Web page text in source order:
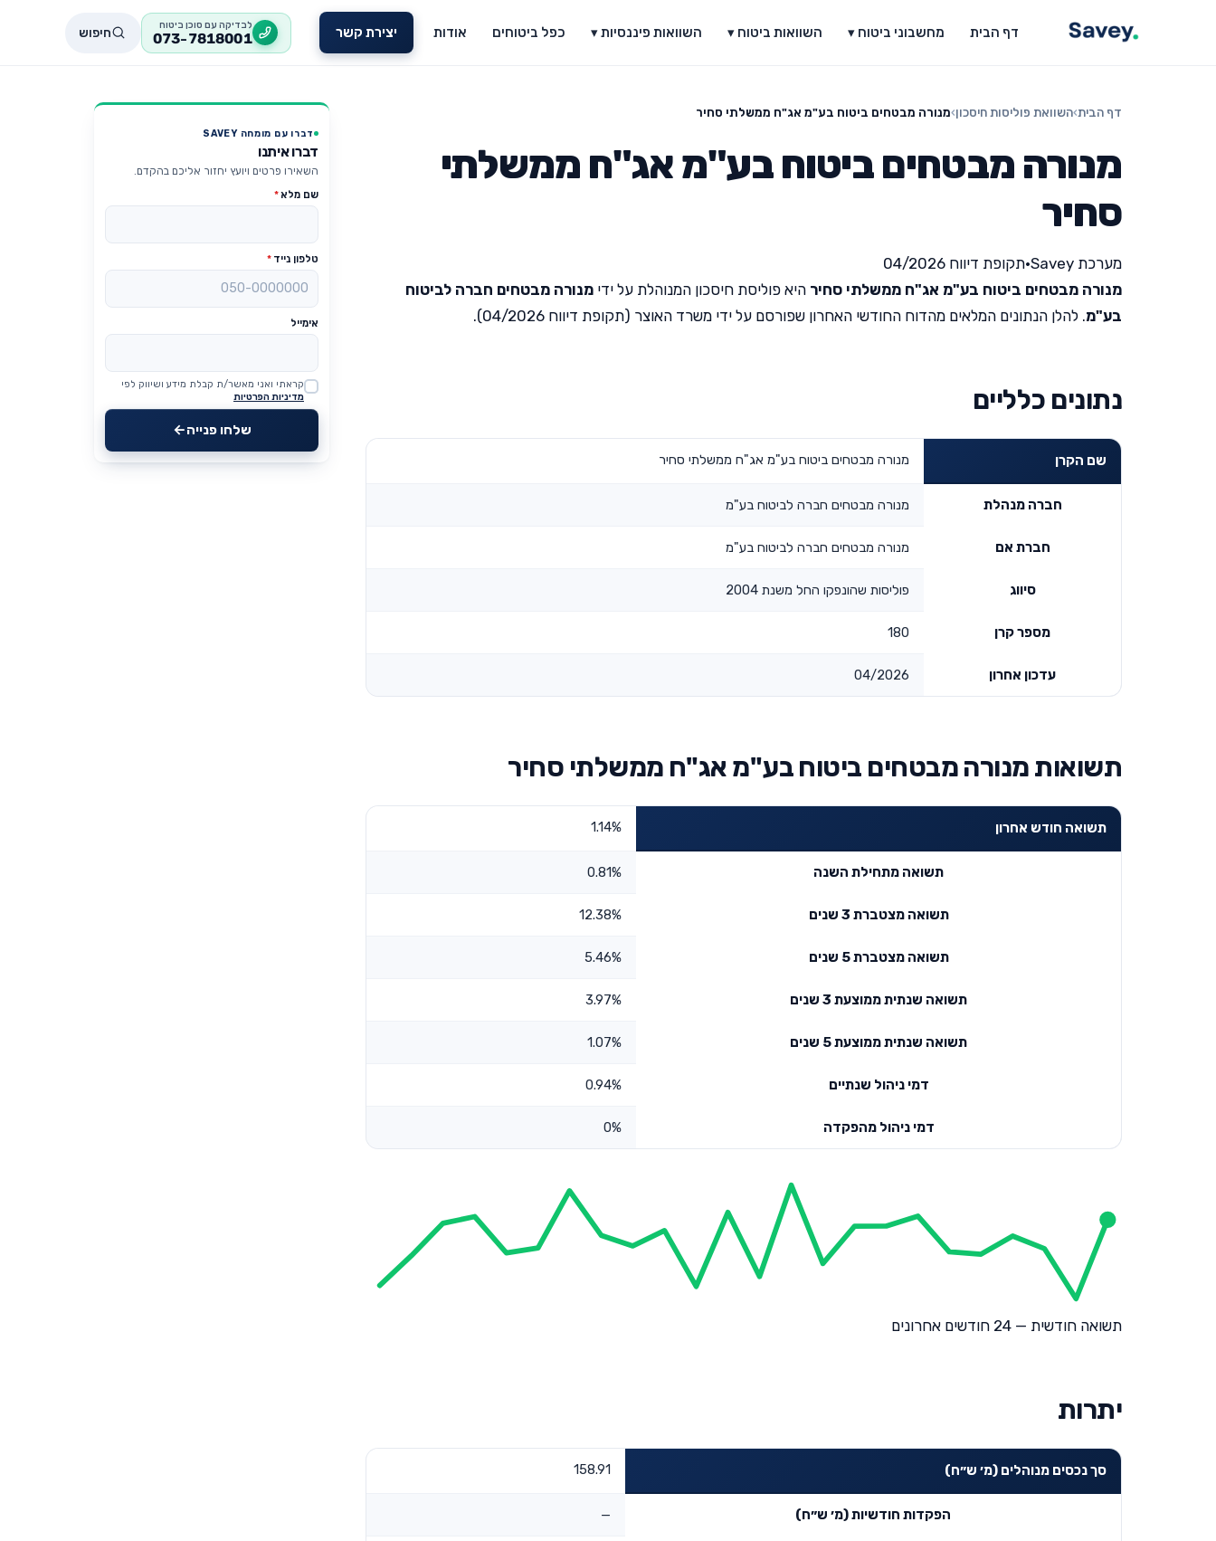
דף הבית מחשבוני ביטוח ▾ השוואות ביטוח ▾ השוואות פיננסיות ▾ כפל ביטוחים אודות יצירת קשר לבדיקה עם סוכן ביטוח
073-7818001 חיפוש
דף הבית›השוואת פוליסות חיסכון›מנורה מבטחים ביטוח בע"מ אג"ח ממשלתי סחיר
מנורה מבטחים ביטוח בע"מ אג"ח ממשלתי
סחיר
מערכת Savey •תקופת דיווח 04/2026
מנורה מבטחים ביטוח בע"מ אג"ח ממשלתי סחיר היא פוליסת חיסכון המנוהלת על ידי מנורה מבטחים חברה לביטוח
בע"מ. להלן הנתונים המלאים מהדוח החודשי האחרון שפורסם על ידי משרד האוצר (תקופת דיווח 04/2026).
נתונים כלליים
שם הקרן מנורה מבטחים ביטוח בע"מ אג"ח ממשלתי סחיר
חברה מנהלת מנורה מבטחים חברה לביטוח בע"מ
חברת אם מנורה מבטחים חברה לביטוח בע"מ
סיווג פוליסות שהונפקו החל משנת 2004
מספר קרן 180
עדכון אחרון 04/2026
תשואות מנורה מבטחים ביטוח בע"מ אג"ח ממשלתי סחיר
תשואה חודש אחרון 1.14%
תשואה מתחילת השנה 0.81%
תשואה מצטברת 3 שנים 12.38%
תשואה מצטברת 5 שנים 5.46%
תשואה שנתית ממוצעת 3 שנים 3.97%
תשואה שנתית ממוצעת 5 שנים 1.07%
דמי ניהול שנתיים 0.94%
דמי ניהול מהפקדה 0%
תשואה חודשית — 24 חודשים אחרונים
יתרות
סך נכסים מנוהלים (מ׳ ש״ח) 158.91
הפקדות חודשיות (מ׳ ש״ח) —
דברו עם מומחה SAVEY
דברו איתנו
השאירו פרטים ויועץ יחזור אליכם בהקדם.
שם מלא*
טלפון נייד *
אימייל
Website
קראתי ואני מאשר/ת קבלת מידע ושיווק לפי
מדיניות הפרטיות
שלחו פנייה